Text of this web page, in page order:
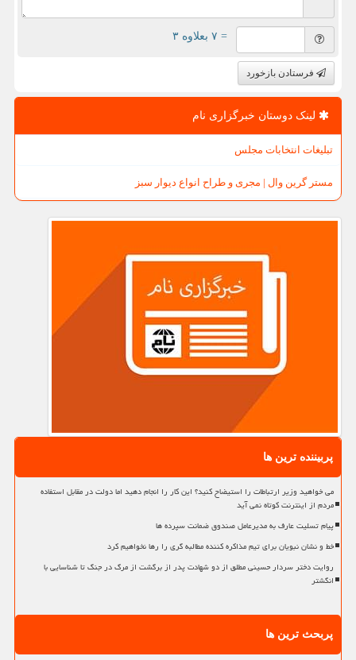
= ۷ بعلاوه ۳
فرستادن بازخورد
لینک دوستان خبرگزاری نام
تبلیغات انتخابات مجلس
مستر گرین وال | مجری و طراح انواع دیوار سبز
پربیننده ترین ها
می خواهید وزیر ارتباطات را استیضاح کنید؟ این کار را انجام دهید اما دولت در مقابل استفاده
مردم از اینترنت کوتاه نمی آید
پیام تسلیت عارف به مدیرعامل صندوق ضمانت سپرده ها
خط و نشان نبویان برای تیم مذاکره کننده مطالبه گری را رها نخواهیم کرد
روایت دختر سردار حسینی مطلق از دو شهادت پدر از برگشت از مرگ در جنگ تا شناسایی با
انگشتر
پربحث ترین ها